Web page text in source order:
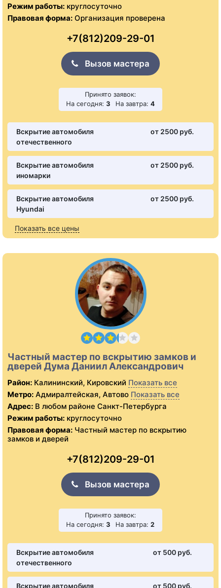
Режим работы: круглосуточно
Правовая форма: Организация проверена
+7(812)209-29-01
Вызов мастера
Принято заявок:
На сегодня: 3 На завтра: 4
Вскрытие автомобиля
отечественного
от 2500 pуб.
Вскрытие автомобиля
иномарки
от 2500 pуб.
Вскрытие автомобиля
Hyundai
от 2500 pуб.
Показать все цены
Частный мастер по вскрытию замков и
дверей Дума Даниил Александрович
Район: Калининский, Кировский Показать все
Метро: Адмиралтейская, Автово Показать все
Адрес: В любом районе Санкт-Петербурга
Режим работы: круглосуточно
Правовая форма: Частный мастер по вскрытию
замков и дверей
+7(812)209-29-01
Вызов мастера
Принято заявок:
На сегодня: 3 На завтра: 2
Вскрытие автомобиля
отечественного
от 500 pуб.
Вскрытие автомобиля от 500 pуб.